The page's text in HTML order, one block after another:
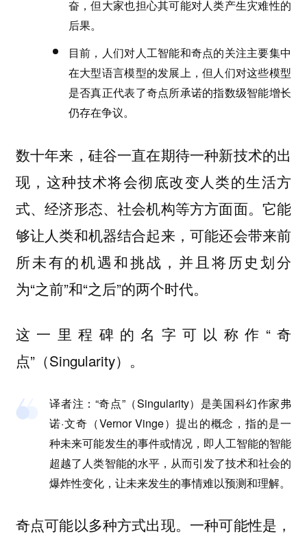
奋，但大家也担心其可能对人类产生灾难性的
后果。
目前，人们对人工智能和奇点的关注主要集中
在大型语言模型的发展上，但人们对这些模型
是否真正代表了奇点所承诺的指数级智能增长
仍存在争议。
数十年来，硅谷一直在期待一种新技术的出
现，这种技术将会彻底改变人类的生活方
式、经济形态、社会机构等方方面面。它能
够让人类和机器结合起来，可能还会带来前
所未有的机遇和挑战，并且将历史划分
为“之前”和“之后”的两个时代。
这一里程碑的名字可以称作“奇
点”（Singularity）。
译者注：“奇点”（Singularity）是美国科幻作家弗
诺·文奇（Vernor Vinge）提出的概念，指的是一
种未来可能发生的事件或情况，即人工智能的智能
超越了人类智能的水平，从而引发了技术和社会的
爆炸性变化，让未来发生的事情难以预测和理解。
奇点可能以多种方式出现。一种可能性是，